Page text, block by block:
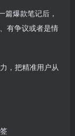
篇爆款笔记后，
有争议或者是情
，把精准用户从